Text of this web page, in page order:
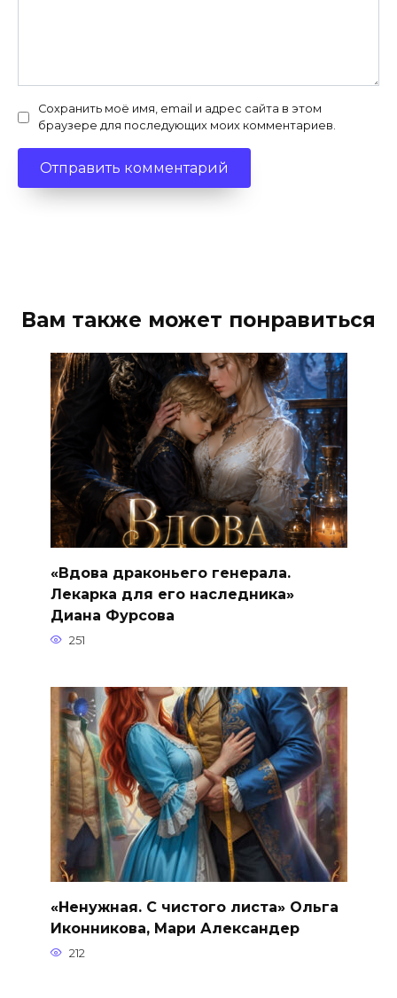
Сохранить моё имя, email и адрес сайта в этом
браузере для последующих моих комментариев.
Вам также может понравиться
«Вдова драконьего генерала.
Лекарка для его наследника»
Диана Фурсова
251
«Ненужная. С чистого листа» Ольга
Иконникова, Мари Александер
212